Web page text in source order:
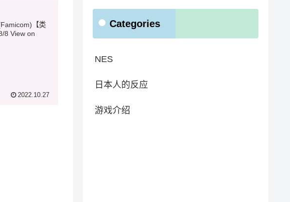
【类
8 View on
2022.10.27
Categories
NES
日本人的反应
游戏介绍